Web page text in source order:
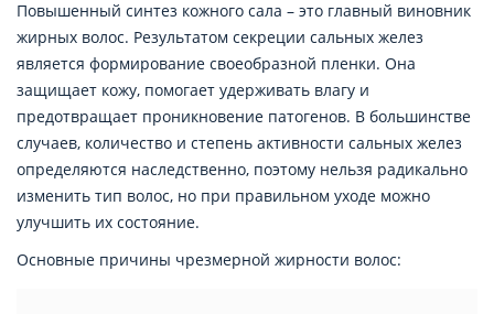
Повышенный синтез кожного сала – это главный виновник
жирных волос. Результатом секреции сальных желез
является формирование своеобразной пленки. Она
защищает кожу, помогает удерживать влагу и
предотвращает проникновение патогенов. В большинстве
случаев, количество и степень активности сальных желез
определяются наследственно, поэтому нельзя радикально
изменить тип волос, но при правильном уходе можно
улучшить их состояние.
Основные причины чрезмерной жирности волос: